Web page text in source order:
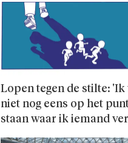
Lopen tegen de stilte: 'Ik
niet nog eens op het
staan waar ik iemand